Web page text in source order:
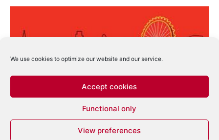
We use cookies to optimize our website and our service.
Accept cookies
Functional only
View preferences
X-Press 2 mixeaza Coast2Coast
ianuarie 31, 2008